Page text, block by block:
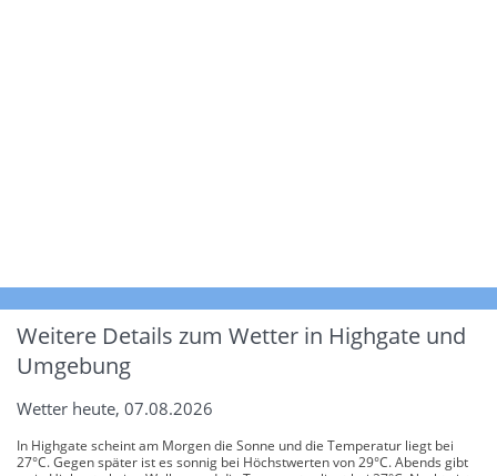
Weitere Details zum Wetter in Highgate und
Umgebung
Wetter heute, 07.08.2026
In Highgate scheint am Morgen die Sonne und die Temperatur liegt bei
27°C. Gegen später ist es sonnig bei Höchstwerten von 29°C. Abends gibt